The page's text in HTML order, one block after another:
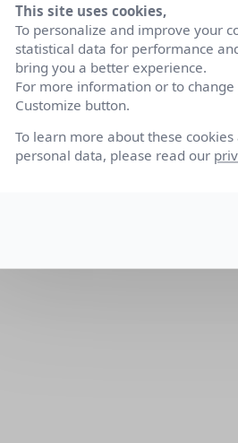
This site uses cookies,
To personalize and improve your
statistical data for performance
bring you a better experience.
For more information or to
Customize button.
To learn more about these
personal data, please read our